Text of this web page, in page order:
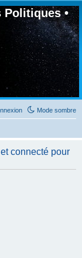
Politiques •
Mode sombre
connecté pour